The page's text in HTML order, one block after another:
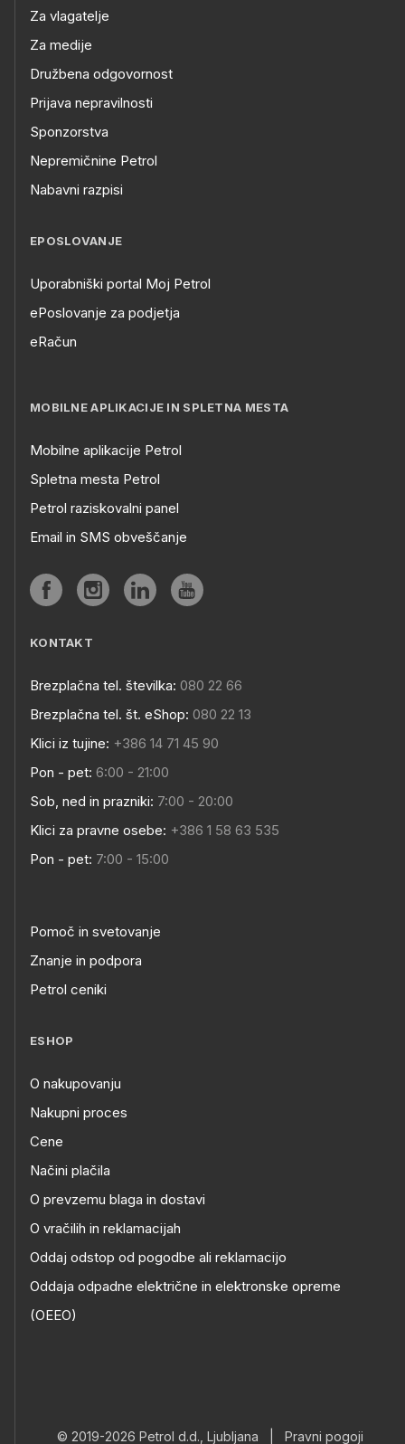
Za vlagatelje
Za medije
Družbena odgovornost
Prijava nepravilnosti
Sponzorstva
Nepremičnine Petrol
Nabavni razpisi
EPOSLOVANJE
Uporabniški portal Moj Petrol
ePoslovanje za podjetja
eRačun
MOBILNE APLIKACIJE IN SPLETNA MESTA
Mobilne aplikacije Petrol
Spletna mesta Petrol
Petrol raziskovalni panel
Email in SMS obveščanje
KONTAKT
Brezplačna tel. številka: 080 22 66
Brezplačna tel. št. eShop: 080 22 13
Klici iz tujine: +386 14 71 45 90
Pon - pet: 6:00 - 21:00
Sob, ned in prazniki: 7:00 - 20:00
Klici za pravne osebe: +386 1 58 63 535
Pon - pet: 7:00 - 15:00
Pomoč in svetovanje
Znanje in podpora
Petrol ceniki
ESHOP
O nakupovanju
Nakupni proces
Cene
Načini plačila
O prevzemu blaga in dostavi
O vračilih in reklamacijah
Oddaj odstop od pogodbe ali reklamacijo
Oddaja odpadne električne in elektronske opreme
(OEEO)
© 2019-2026 Petrol d.d., Ljubljana Pravni pogoji